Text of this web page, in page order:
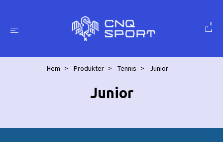
0
Hem Produkter Tennis Junior
Junior